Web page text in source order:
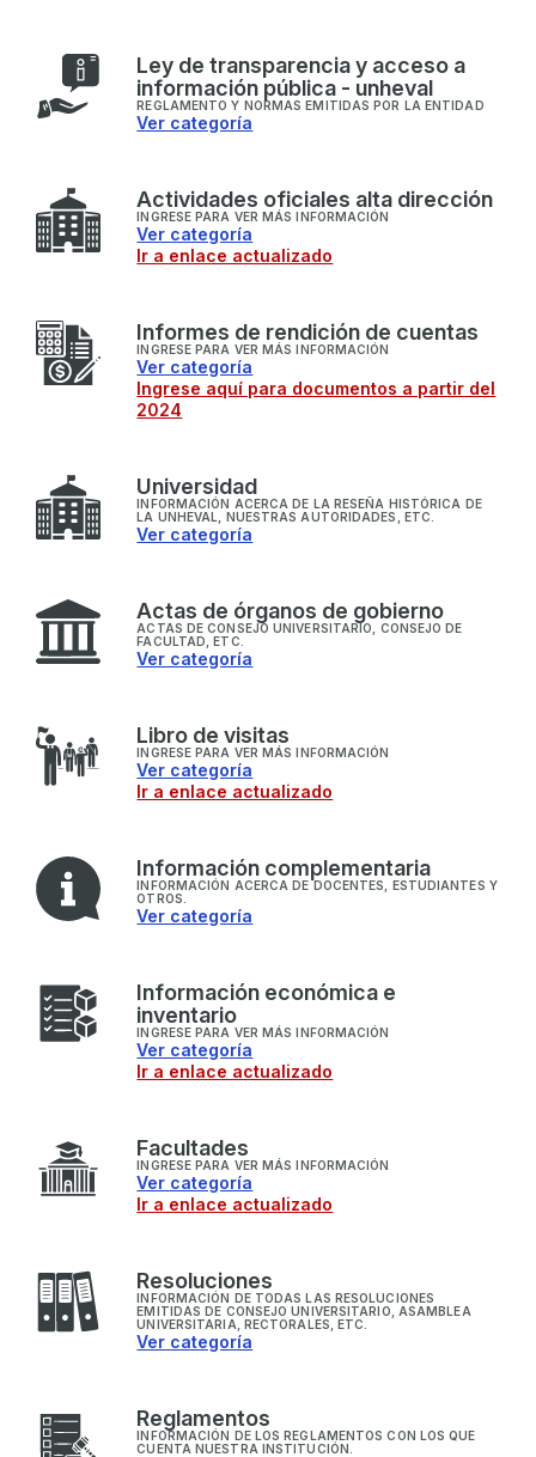
Ley de transparencia y acceso a
información pública - unheval
REGLAMENTO Y NORMAS EMITIDAS POR LA ENTIDAD
Ver categoría
Actividades oficiales alta dirección
INGRESE PARA VER MÁS INFORMACIÓN
Ver categoría
Ir a enlace actualizado
Informes de rendición de cuentas
INGRESE PARA VER MÁS INFORMACIÓN
Ver categoría
Ingrese aquí para documentos a partir del
2024
Universidad
INFORMACIÓN ACERCA DE LA RESEÑA HISTÓRICA DE
LA UNHEVAL, NUESTRAS AUTORIDADES, ETC.
Ver categoría
Actas de órganos de gobierno
ACTAS DE CONSEJO UNIVERSITARIO, CONSEJO DE
FACULTAD, ETC.
Ver categoría
Libro de visitas
INGRESE PARA VER MÁS INFORMACIÓN
Ver categoría
Ir a enlace actualizado
Información complementaria
INFORMACIÓN ACERCA DE DOCENTES, ESTUDIANTES Y
OTROS.
Ver categoría
Información económica e
inventario
INGRESE PARA VER MÁS INFORMACIÓN
Ver categoría
Ir a enlace actualizado
Facultades
INGRESE PARA VER MÁS INFORMACIÓN
Ver categoría
Ir a enlace actualizado
Resoluciones
INFORMACIÓN DE TODAS LAS RESOLUCIONES
EMITIDAS DE CONSEJO UNIVERSITARIO, ASAMBLEA
UNIVERSITARIA, RECTORALES, ETC.
Ver categoría
Reglamentos
INFORMACIÓN DE LOS REGLAMENTOS CON LOS QUE
CUENTA NUESTRA INSTITUCIÓN.